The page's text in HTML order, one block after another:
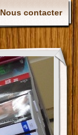
Nous contacter